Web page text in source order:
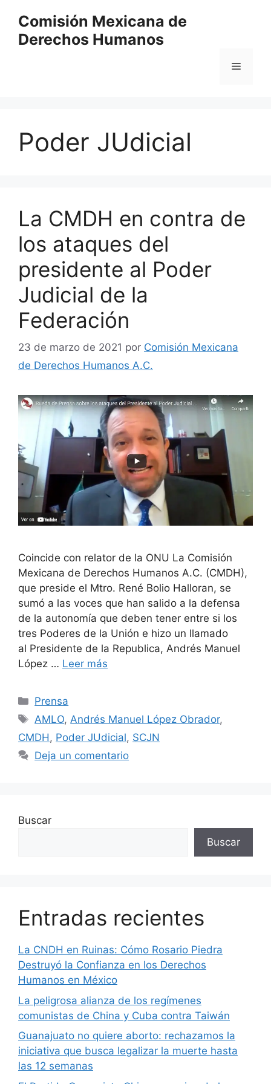
Comisión Mexicana de
Derechos Humanos
Poder JUdicial
La CMDH en contra de
los ataques del
presidente al Poder
Judicial de la
Federación
23 de marzo de 2021 por Comisión Mexicana
de Derechos Humanos A.C.
Coincide con relator de la ONU La Comisión
Mexicana de Derechos Humanos A.C. (CMDH),
que preside el Mtro. René Bolio Halloran, se
sumó a las voces que han salido a la defensa
de la autonomía que deben tener entre si los
tres Poderes de la Unión e hizo un llamado
al Presidente de la Republica, Andrés Manuel
López … Leer más
Prensa
AMLO,Andrés Manuel López Obrador,
CMDH, Poder JUdicial, SCJN
Deja un comentario
Buscar
Buscar
Entradas recientes
La CNDH en Ruinas: Cómo Rosario Piedra
Destruyó la Confianza en los Derechos
Humanos en México
La peligrosa alianza de los regímenes
comunistas de China y Cuba contra Taiwán
Guanajuato no quiere aborto: rechazamos la
iniciativa que busca legalizar la muerte hasta
las 12 semanas